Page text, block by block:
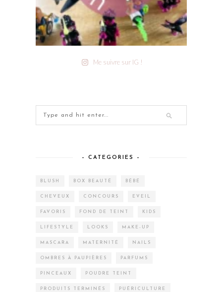
Me suivre sur IG !
– CATEGORIES –
BLUSH BOX BEAUTÉ BÉBÉ
CHEVEUX CONCOURS EVEIL
FAVORIS FOND DE TEINT KIDS
LIFESTYLE LOOKS MAKE-UP
MASCARA MATERNITÉ NAILS
OMBRES À PAUPIÈRES PARFUMS
PINCEAUX POUDRE TEINT
PRODUITS TERMINÉS PUÉRICULTURE